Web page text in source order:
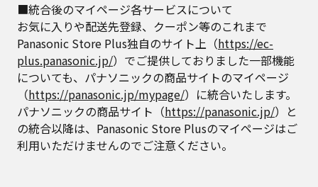
■統合後のマイページ各サービスについて
お気に入りや配送先登録、クーポン等のこれまで
Panasonic Store Plus独自のサイト上（https://ec-
plus.panasonic.jp/）でご提供しておりました一部機能
についても、パナソニックの商品サイトのマイページ
（https://panasonic.jp/mypage/）に統合いたします。
パナソニックの商品サイト（https://panasonic.jp/）と
の統合以降は、Panasonic Store Plusのマイページはご
利用いただけませんのでご注意ください。